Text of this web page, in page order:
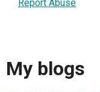
Report Abuse
My blogs